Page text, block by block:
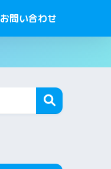
お問い合わせ